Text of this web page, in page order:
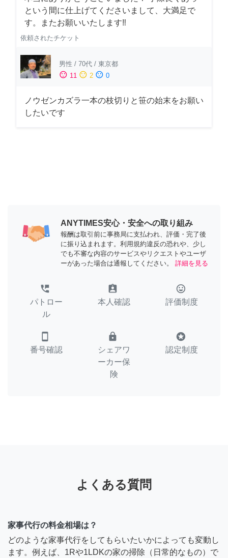
という間に仕上げてくださいまして、大満足で
す。またお願いいたします‼️
依頼されたチケット
男性 / 70代 / 東京都
sentiment_satisfied 11 sentiment_neutral 2 sentiment_dissatisfied 0
ノウゼンカズラ一本の枝切りと笹の始末をお願い
したいです
ANYTIMES安心・安全への取り組み
報酬は取引前に事務局に支払われ、評価・完了後
に振り込まれます。利用規約違反の恐れや、少し
でも不審な内容のサービスやリクエストやユーザ
ーがあった場合は通報してください。
詳細を見る
perm_phone_msg
パトロー
ル
assignment_ind
本人確認
tag_faces
評価制度
smartphone
番号確認
lock
シェアワ
ーカー保
険
stars
認定制度
よくある質問
家事代行の料金相場は？
どのような家事代行をしてもらいたいかによっても変動し
ます。例えば、1Rや1LDKの家の掃除（日常的なもの）で